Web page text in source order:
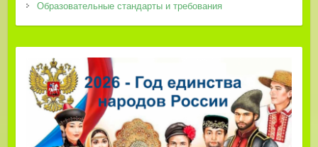
Образовательные стандарты и требования